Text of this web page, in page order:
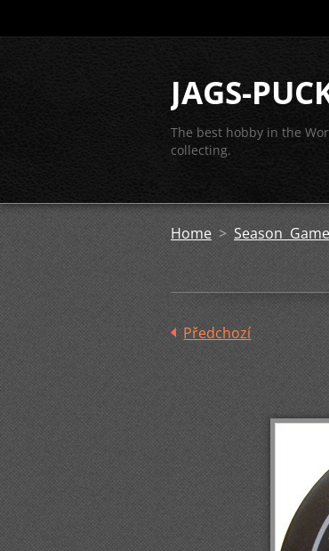
JAGS-
The best hobby in the
collecting.
Home >Season
Předchozí